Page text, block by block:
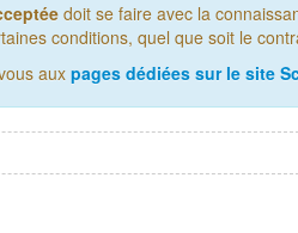
doit se faire avec la
conditions, quel que soit le
auxpages dédiées sur le site